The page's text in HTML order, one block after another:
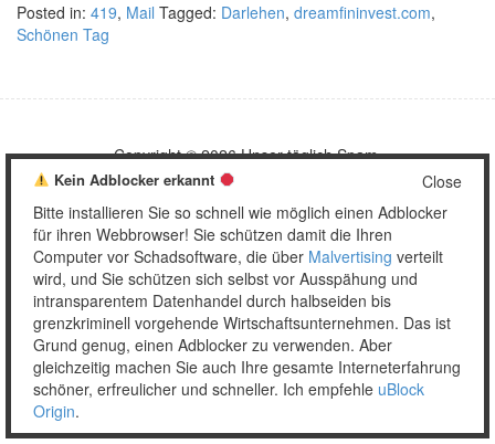
Posted in: 419, Mail Tagged: Darlehen, dreamfininvest.com,
Schönen Tag
Copyright © 2026 Unser täglich Spam.
MobileWordPress Theme by themehall.com Close
Kein Adblocker erkannt
Bitte installieren Sie so schnell wie möglich einen Adblocker
für ihren Webbrowser! Sie schützen damit die Ihren
Computer vor Schadsoftware, die über Malvertising verteilt
wird, und Sie schützen sich selbst vor Ausspähung und
intransparentem Datenhandel durch halbseiden bis
grenzkriminell vorgehende Wirtschaftsunternehmen. Das ist
Grund genug, einen Adblocker zu verwenden. Aber
gleichzeitig machen Sie auch Ihre gesamte Interneterfahrung
schöner, erfreulicher und schneller. Ich empfehle uBlock
Origin.